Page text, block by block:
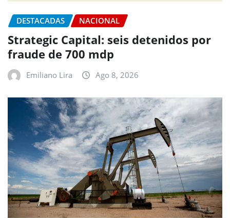
DESTACADAS NACIONAL
Strategic Capital: seis detenidos por
fraude de 700 mdp
Emiliano Lira Ago 8, 2026